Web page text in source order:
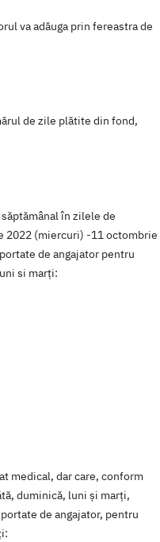
va adăuga prin fereastra de
de zile plătite din fond,
în zilele de
2022 (miercuri) -11 octombrie
de angajator pentru
si marți:
medical, dar care, conform
duminică, luni și marți,
de angajator, pentru